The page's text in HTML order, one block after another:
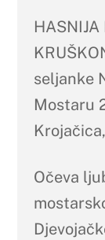
HASNIJA
seljanke
Mostaru
Očeva